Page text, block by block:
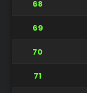
68
69
70
71